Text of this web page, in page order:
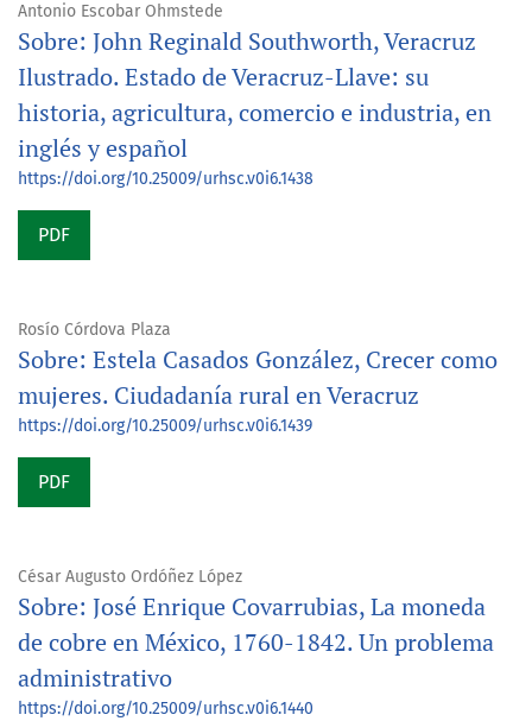
Antonio Escobar Ohmstede
Sobre: John Reginald Southworth, Veracruz
Ilustrado. Estado de Veracruz-Llave: su
historia, agricultura, comercio e industria, en
inglés y español
https://doi.org/10.25009/urhsc.v0i6.1438
PDF
Rosío Córdova Plaza
Sobre: Estela Casados González, Crecer como
mujeres. Ciudadanía rural en Veracruz
https://doi.org/10.25009/urhsc.v0i6.1439
PDF
César Augusto Ordóñez López
Sobre: José Enrique Covarrubias, La moneda
de cobre en México, 1760-1842. Un problema
administrativo
https://doi.org/10.25009/urhsc.v0i6.1440